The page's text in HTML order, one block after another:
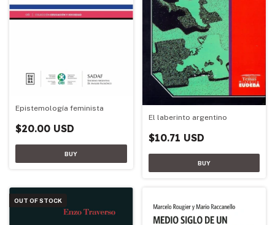
Epistemología feminista
$20.00 USD
El laberinto argentino
$10.71 USD
OUT OF STOCK